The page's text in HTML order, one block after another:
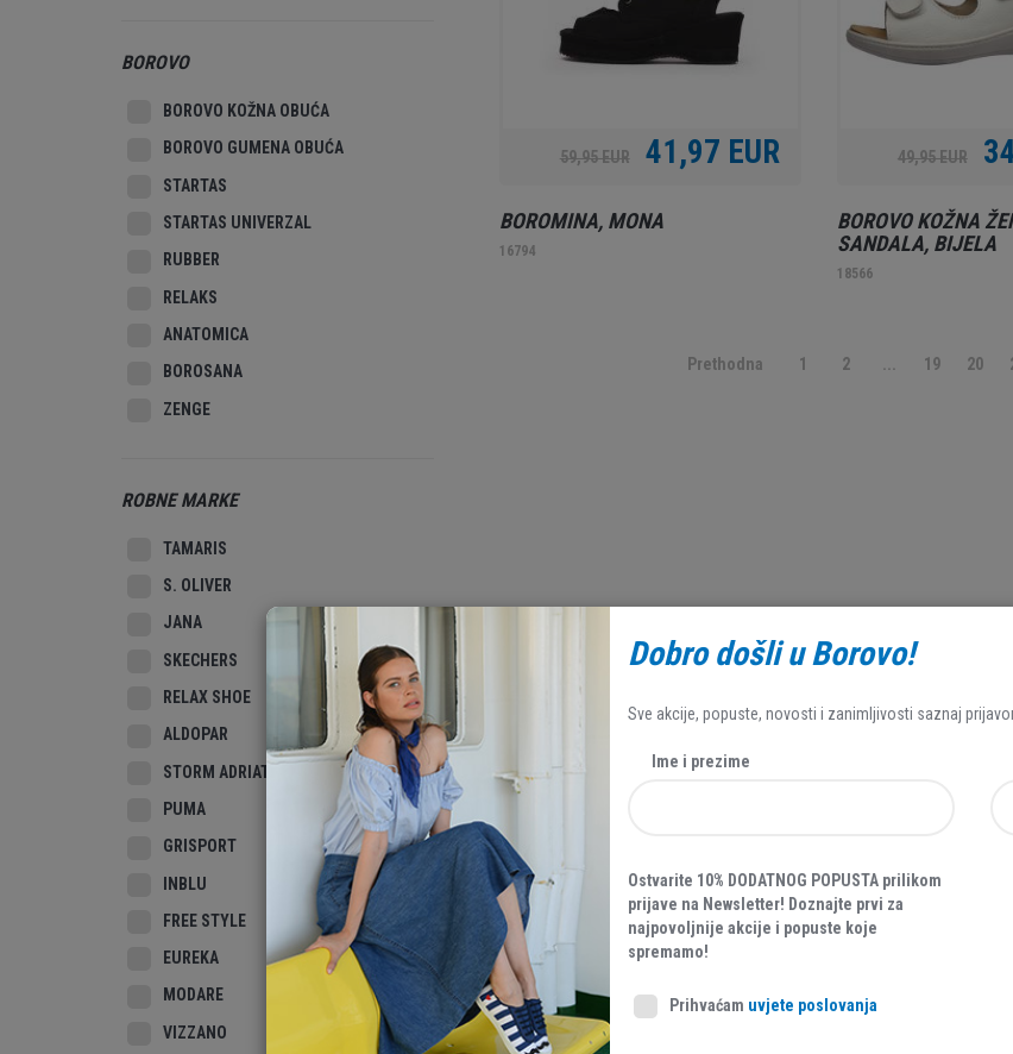
59,95 EUR 41,97 EUR
BOROMINA, MONA
16794
49,95 EUR
BOROVO KOŽNA
SANDALA, BIJELA
18566
Prethodna 1 2 19 20
BOROVO
BOROVO KOŽNA OBUĆA
BOROVO GUMENA OBUĆA
STARTAS
STARTAS UNIVERZAL
RUBBER
RELAKS
ANATOMICA
BOROSANA
ZENGE
ROBNE MARKE
TAMARIS
S. OLIVER
JANA
SKECHERS
RELAX SHOE
ALDOPAR
STORM ADRIATIC
PUMA
GRISPORT
INBLU
FREE STYLE
EUREKA
MODARE
VIZZANO
Dobro došli u Borovo!
Sve akcije, popuste, novosti i zanimljivosti saznaj
Ime i prezime
Ostvarite 10% DODATNOG POPUSTA prilikom
prijave na Newsletter! Doznajte prvi za
najpovoljnije akcije i popuste koje
spremamo!
Prihvaćam uvjete poslovanja